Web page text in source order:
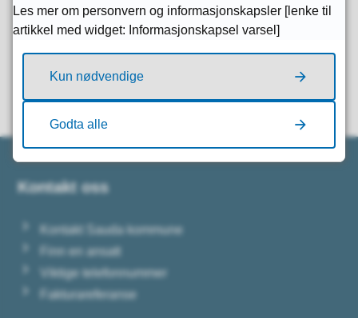
Fant du det du lette etter?
Kontakt oss
Kontakt Sauda kommune
Finn en ansatt
Viktige telefonnummer
Fakturareferanse
Les mer om personvern og informasjonskapsler [lenke til
artikkel med widget: Informasjonskapsel varsel]
Kun nødvendige
Godta alle